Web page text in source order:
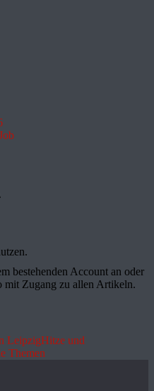
bestehenden Account an oder
mit Zugang zu allen Artikeln.
LeipzigHitze und
Themen